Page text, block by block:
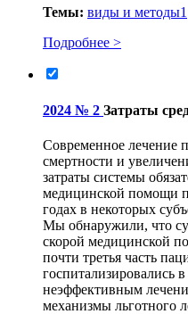
Темы: виды и методы1
Подробнее >
2024 № 2 Затраты
Современное лечение
смертности и
затраты системы
медицинской помощи
годах в некоторых
Мы обнаружили, что
скорой медицинской
почти третья часть
госпитализировались
неэффективным
механизмы льготного